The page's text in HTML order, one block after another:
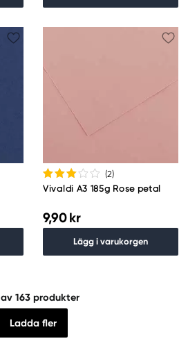
(2)
Vivaldi A3 185g Rose petal
9,90 kr
Lägg i varukorgen
av 163 produkter
Ladda fler